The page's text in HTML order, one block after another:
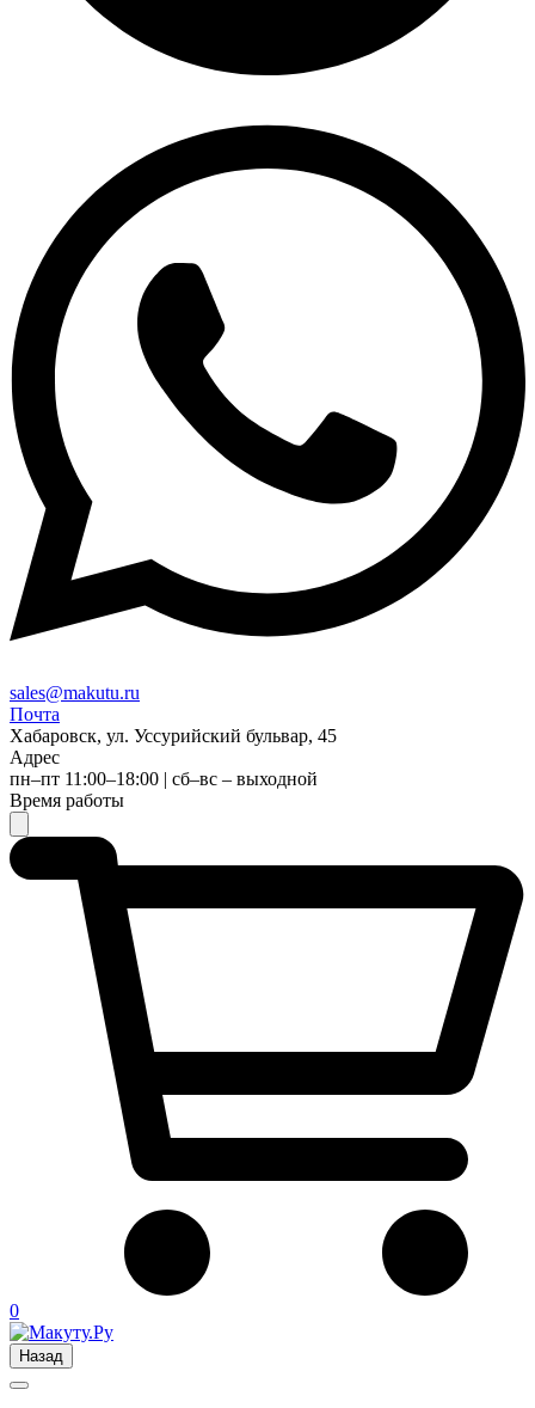
sales@makutu.ru
Почта
Хабаровск, ул. Уссурийский бульвар, 45
Адрес
пн–пт 11:00–18:00 | сб–вс – выходной
Время работы
0
Назад